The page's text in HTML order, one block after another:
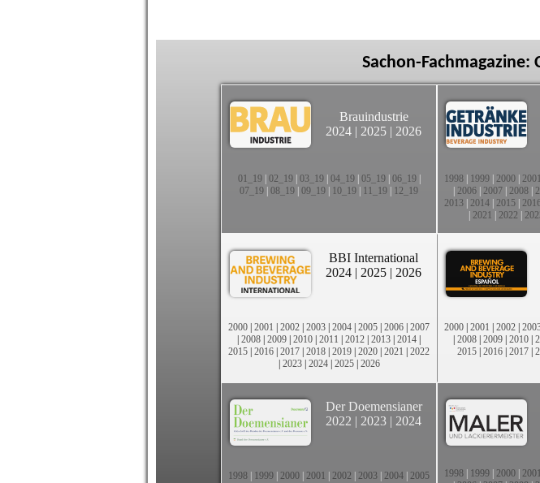
Sachon-
Brauindustrie
2024 | 2025 | 2026
01_19| 02_19| 03_19| 04_19| 05_19| 06_19|
07_19 08_19 09_19 10_19 11_19 12_19
1998 1999 2000 2001
2006 2007 2008
2013 2014 2015
2021 2022
BBI International
2024 | 2025 | 2026
2000 | 2001 | 2002 | 2003 | 2004 | 2005 | 2006 | 2007
| 2008 | 2009 | 2010 | 2011 | 2012 | 2013 | 2014 |
2015 | 2016 | 2017 | 2018 | 2019 | 2020 | 2021 | 2022
| 2023| 2024| 2025| 2026
2000 | 2001 | 2002 |
| 2008 | 2009 | 2010 |
2015 | 2016 | 2017 |
Der Doemensianer
2022 | 2023 | 2024
1998 1999 2000 2001 2002 2003 2004 2005
1998 1999 2000 2001